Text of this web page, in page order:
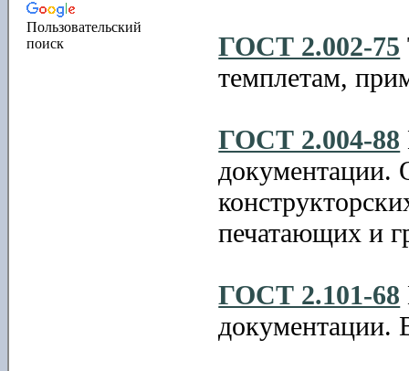
Пользовательский
поиск
ГОСТ 2.002-75
темплетам,
ГОСТ 2.004-88
документации.
печатающих и
ГОСТ 2.101-68
документации.